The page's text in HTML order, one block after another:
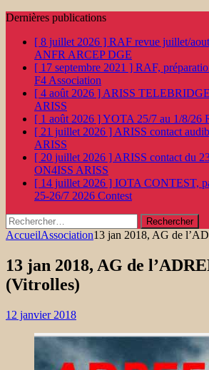
Dernières publications
[ 8 juillet 2026 ] RAF revue juillet/
ANFR ARCEP DGE
[ 17 septembre 2021 ] RAF,
F4 Association
[ 4 août 2026 ] ARISS
ARISS
[ 1 août 2026 ]YOTA 25/7 au 1/8/26
[ 21 juillet 2026 ] ARISS contact
ARISS
[ 20 juillet 2026 ] ARISS contact du
ON4ISS ARISS
[ 14 juillet 2026 ] IOTA CONTEST,
25-26/7 2026 Contest
Rechercher :
AccueilAssociation13 jan 2018, AG de
13 jan 2018, AG de
(Vitrolles)
12 janvier 2018